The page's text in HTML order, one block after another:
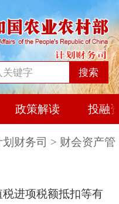
搜索
政策解读 投融
划财务司 > 财会资产管
进项税额抵扣等有